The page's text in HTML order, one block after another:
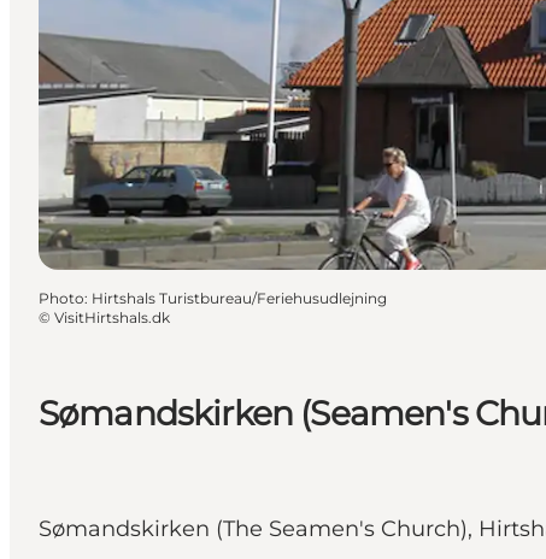
Sømandskirken (Seamen's
Sømandskirken (The Seamen's Church),
Photo: Hirtshals Turistbureau/Feriehusudlejning
© VisitHirtshals.dk